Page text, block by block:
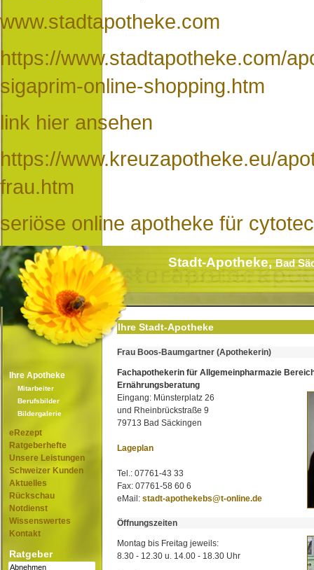
www.stadtapotheke.com
https://www.stadtapotheke.com/
sigaprim-online-shopping.htm
link hier ansehen
https://www.kreuzapotheke.eu/
frau.htm
seriöse online apotheke für
Stadt-Apotheke,Bad
Ihre Apotheke
Mitarbeiter
Berufsbilder
Bildergalerie
eRezept
Ratgeberhefte
Unsere Leistungen
Schweizer Kunden
Aktuelles
Rückschau
Notdienst
Wissenswertes
Kontakt
Ratgeber
Ihre Stadt-Apotheke
Frau Boos-Baumgartner (Apothekerin)
Fachapothekerin für Allgemeinpharmazie
Ernährungsberatung
Eingang: Münsterplatz 26
und Rheinbrückstraße 9
79713 Bad Säckingen
Lageplan
Tel.: 07761-43 33
Fax: 07761-58 60 6
eMail: stadt-apothekebs@t-online.de
Öffnungszeiten
Montag bis Freitag jeweils:
8.30 - 12.30 u. 14.00 - 18.30 Uhr